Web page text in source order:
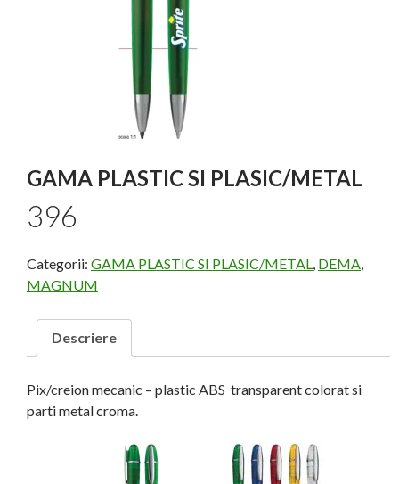
GAMA PLASTIC SI PLASIC/METAL
396
Categorii: GAMA PLASTIC SI PLASIC/METAL DEMA
MAGNUM
Descriere
Pix/creion mecanic – plastic ABS transparent colorat si
parti metal croma.